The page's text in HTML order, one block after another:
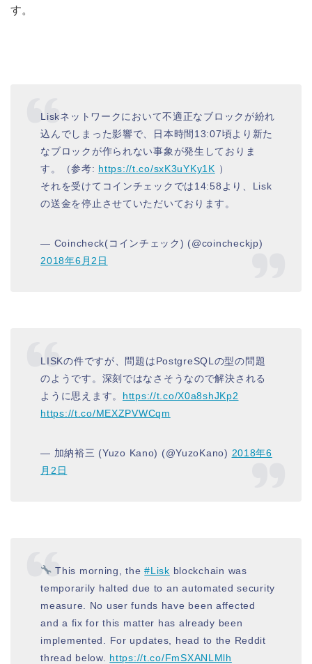
す。
Liskネットワークにおいて不適正なブロックが紛れ
込んでしまった影響で、日本時間13:07頃より新た
なブロックが作られない事象が発生しておりま
す。（参考: https://t.co/sxK3uYKy1K ）
それを受けてコインチェックでは14:58より、Lisk
の送金を停止させていただいております。
— Coincheck(コインチェック) (@coincheckjp)
2018年6月2日
LISKの件ですが、問題はPostgreSQLの型の問題
のようです。深刻ではなさそうなので解決される
ように思えます。 https://t.co/X0a8shJKp2
https://t.co/MEXZPVWCqm
— 加納裕三 (Yuzo Kano) (@YuzoKano) 2018年6
月2日
This morning, the#Lisk blockchain was
temporarily halted due to an automated security
measure. No user funds have been affected
and a fix for this matter has already been
implemented. For updates, head to the Reddit
thread below. https://t.co/FmSXANLMlh